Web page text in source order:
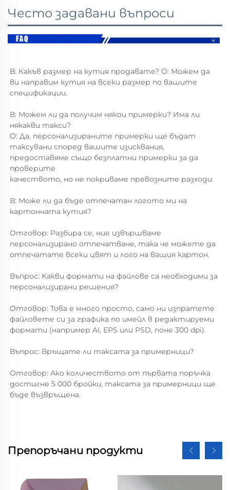
Често задавани въпроси
В: Какъв размер на кутия продавате? О: Можем да
ви направим кутия на всеки размер по вашите
спецификации.
В: Можем ли да получим някои примерки? Има ли
някакви такси?
О: Да, персонализираните примерки ще бъдат
таксувани според вашите изисквания,
предоставяме също безплатни примерки за да
проверите
качеството, но не покриваме превозните разходи.
В: Може ли да бъде отпечатан логото ми на
картонната кутия?
Отговор: Разбира се, ние извършваме
персонализирано отпечатване, така че можете да
отпечатате всеки цвят и лого на вашия картон.
Въпрос: Какви формати на файлове са необходими за
персонализирани решения?
Отговор: Това е много просто, само ни изпратете
файловете си за графика по имейл в редактируеми
формати (например AI, EPS или PSD, поне 300 dpi).
Въпрос: Връщате ли таксата за примерници?
Отговор: Ако количеството от първата поръчка
достигне 5 000 бройки, таксата за примерници ще
бъде възвръщена.
Препоръчани продукти